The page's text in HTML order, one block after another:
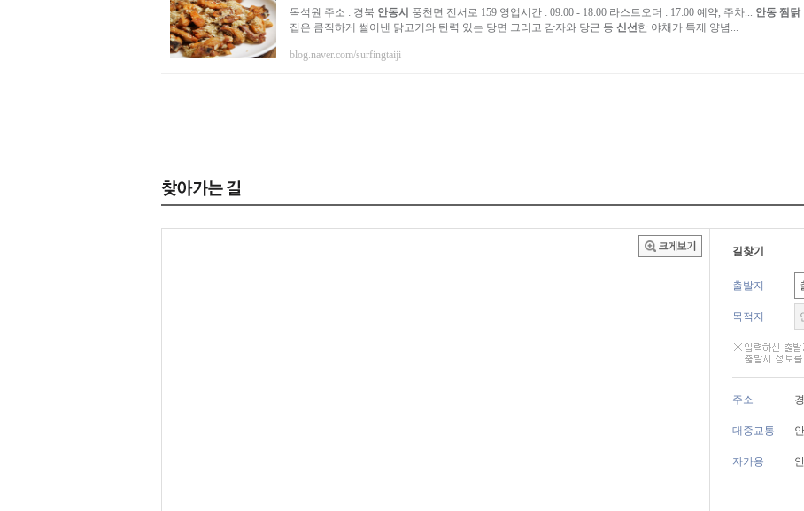
목석원 주소 : 경북 안동시 풍천면 전서로 159 영업시간 : 09:00 - 18:00 라스트오더 : 17:00 예약, 주차... 안동 찜닭
집은 큼직하게 썰어낸 닭고기와 탄력 있는 당면 그리고 감자와 당근 등 신선한 야채가 특제 양념...
blog.naver.com/surfingtaiji
길찾기
출발지
목적지
주소
대중교통
자가용